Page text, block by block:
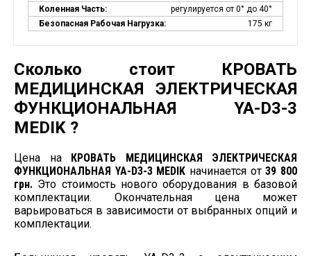
Коленная Часть:
регулируется от 0° до 40°
Безопасная Рабочая Нагрузка:
175 кг
Сколько стоит КРОВАТЬ
МЕДИЦИНСКАЯ ЭЛЕКТРИЧЕСКАЯ
ФУНКЦИОНАЛЬНАЯ YA-D3-3
MEDIK ?
Цена на КРОВАТЬ МЕДИЦИНСКАЯ ЭЛЕКТРИЧЕСКАЯ
ФУНКЦИОНАЛЬНАЯ YA-D3-3 MEDIK начинается от39 800
грн. Это стоимость нового оборудования в базовой
комплектации. Окончательная цена может
варьироваться в зависимости от выбранных опций и
комплектации.